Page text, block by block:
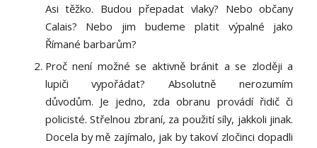
Asi těžko. Budou přepadat vlaky? Nebo občany
Calais? Nebo jim budeme platit výpalné jako
Římané barbarům?
Proč není možné se aktivně bránit a se zloději a
lupiči vypořádat? Absolutně nerozumím
důvodům. Je jedno, zda obranu provádí řidič či
policisté. Střelnou zbraní, za použití síly, jakkoli jinak.
Docela by mě zajímalo, jak by takoví zločinci dopadli